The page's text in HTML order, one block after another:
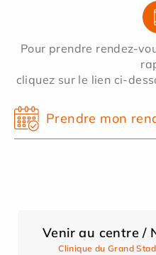
Pour prendre rendez-
cliquez sur le lien ci-
Prendre mon
Venir au centre /
Clinique du Grand